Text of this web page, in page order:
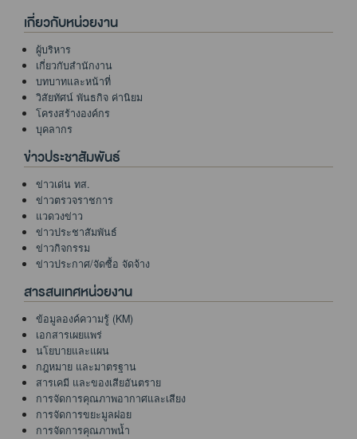
เกี่ยวกับหน่วยงาน
ผู้บริหาร
เกี่ยวกับสำนักงาน
บทบาทและหน้าที่
วิสัยทัศน์ พันธกิจ ค่านิยม
โครงสร้างองค์กร
บุคลากร
ข่าวประชาสัมพันธ์
ข่าวเด่น ทส.
ข่าวตรวจราชการ
แวดวงข่าว
ข่าวประชาสัมพันธ์
ข่าวกิจกรรม
ข่าวประกาศ/จัดซื้อ จัดจ้าง
สารสนเทศหน่วยงาน
ข้อมูลองค์ความรู้ (KM)
เอกสารเผยแพร่
นโยบายและแผน
กฎหมาย และมาตรฐาน
สารเคมี และของเสียอันตราย
การจัดการคุณภาพอากาศและเสียง
การจัดการขยะมูลฝอย
การจัดการคุณภาพน้ำ